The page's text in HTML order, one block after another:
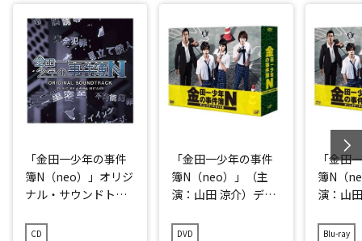
「金田一少年の事件
簿N（neo）」オリジ
ナル・サウンドトラ
CD
「金田一少年の事件
簿N（neo）」（主
演：山田 涼介）ディ
DVD-BOX
DVD
「金田
簿N（
演：山
Blu-ray
Blu-ray